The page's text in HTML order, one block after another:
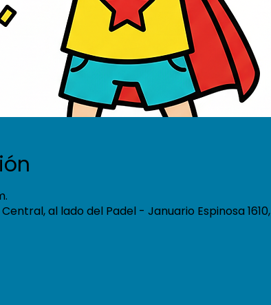
al lado del Padel - Januario Espinosa 1610,